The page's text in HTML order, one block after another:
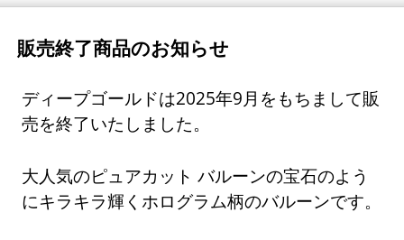
販売終了商品のお知らせ
ディープゴールドは2025年9月をもちまして販
売を終了いたしました。
大人気のピュアカット バルーンの宝石のよう
にキラキラ輝くホログラム柄のバルーンです。